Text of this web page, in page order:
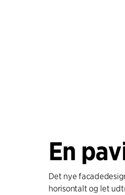
En
Det nye
horisontalt og let